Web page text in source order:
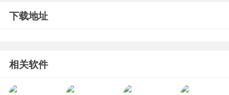
下载地址
相关软件